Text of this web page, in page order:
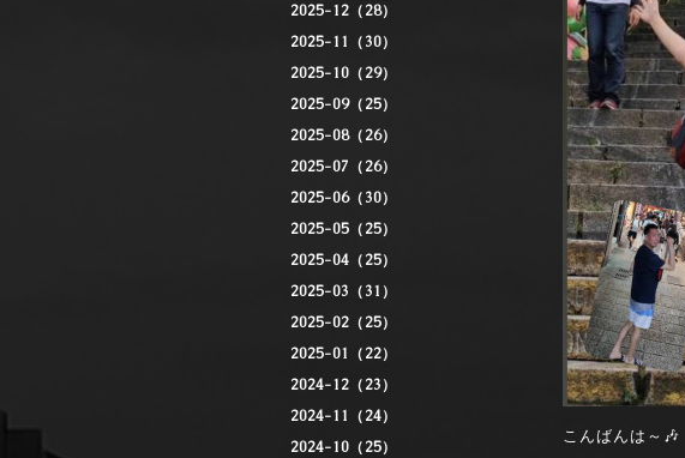
2025-12（28）
2025-11（30）
2025-10（29）
2025-09（25）
2025-08（26）
2025-07（26）
2025-06（30）
2025-05（25）
2025-04（25）
2025-03（31）
2025-02（25）
2025-01（22）
2024-12（23）
2024-11（24）
2024-10（25）
こんばんは～🎶